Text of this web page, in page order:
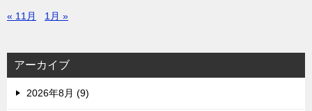
« 11月 1月 »
アーカイブ
2026年8月 (9)